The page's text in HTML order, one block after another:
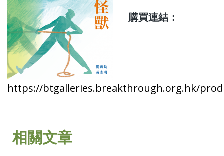
購買連結：
https://btgalleries.breakthrough.org.hk/
相關文章